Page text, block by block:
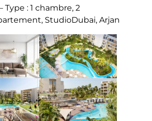
: 1 chambre, 2
StudioDubai, Arjan